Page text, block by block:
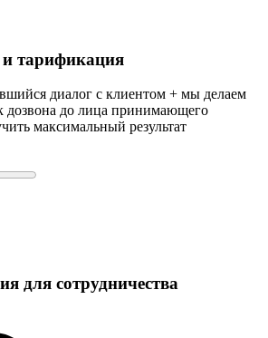
тарификация
диалог с клиентом + мы делаем
дозвона до лица принимающего
максимальный результат
для сотрудничества